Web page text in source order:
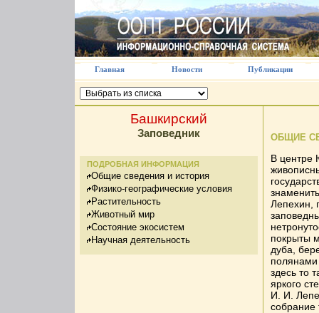
Главная Новости Публикации
Башкирский
Заповедник
ПОДРОБНАЯ ИНФОРМАЦИЯ
Общие сведения и история
Физико-географические условия
Растительность
Животный мир
Состояние экосистем
Научная деятельность
ОБЩИЕ
В центре
Лепехин,
покрыты
дуба,
здесь то
яркого
И. И.
собрание